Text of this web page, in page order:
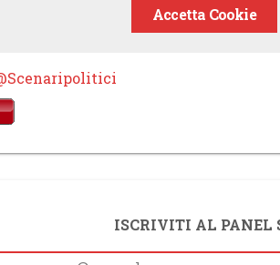
Accetta Cookie
ISCRIVITI AL PANEL